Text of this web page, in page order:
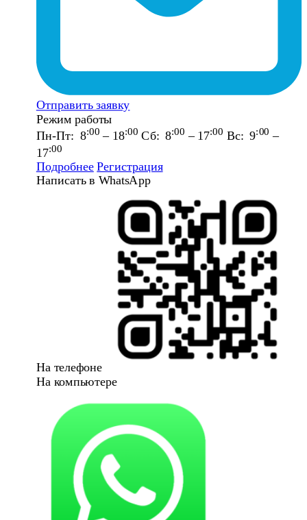
Отправить заявку
Режим работы
Пн-Пт: 8:00 – 18:00 Сб: 8:00 – 17:00 Вс: 9:00 –
17:00
Подробнее Регистрация
Написать в WhatsApp
На телефоне
На компьютере